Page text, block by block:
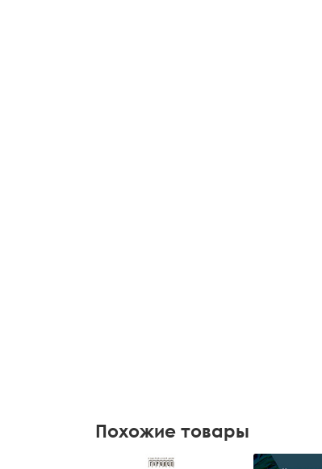
Похожие товары